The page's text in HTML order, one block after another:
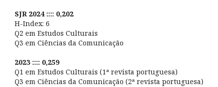
SJR 2024 :::: 0,202
H-Index: 6
Q2 em Estudos Culturais
Q3 em Ciências da Comunicação
2023 :::: 0,259
Q1 em Estudos Culturais (1ª revista portuguesa)
Q3 em Ciências da Comunicação (2ª revista portuguesa)